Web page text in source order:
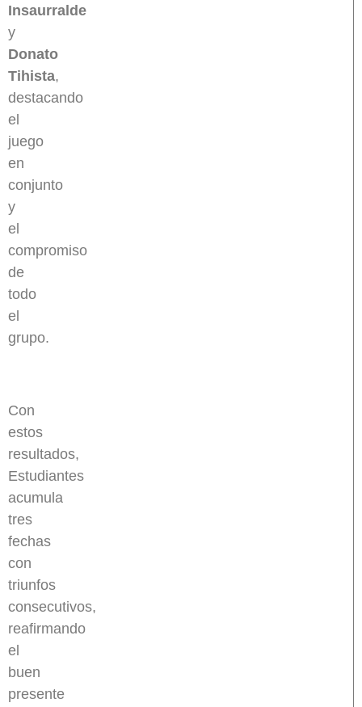
Insaurralde
y
Donato
Tihista,
destacando
el
juego
en
conjunto
y
el
compromiso
de
todo
el
grupo.
Con
estos
resultados,
Estudiantes
acumula
tres
fechas
con
triunfos
consecutivos,
reafirmando
el
buen
presente